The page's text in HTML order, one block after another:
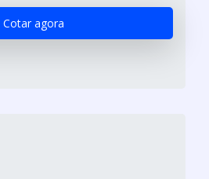
Cotar agora